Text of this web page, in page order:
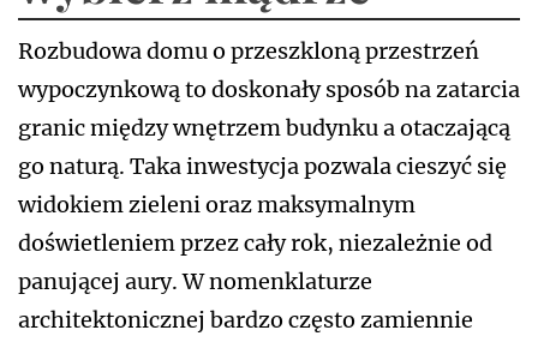
Rozbudowa domu o przeszkloną przestrzeń
wypoczynkową to doskonały sposób na zatarcia
granic między wnętrzem budynku a otaczającą
go naturą. Taka inwestycja pozwala cieszyć się
widokiem zieleni oraz maksymalnym
doświetleniem przez cały rok, niezależnie od
panującej aury. W nomenklaturze
architektonicznej bardzo często zamiennie